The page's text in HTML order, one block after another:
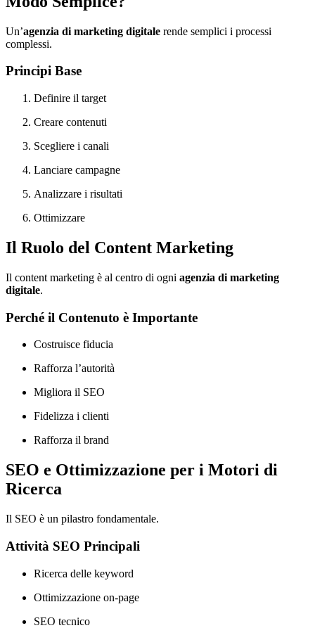
Un’agenzia di marketing digitale rende semplici i processi
complessi.
Principi Base
Definire il target
Creare contenuti
Scegliere i canali
Lanciare campagne
Analizzare i risultati
Ottimizzare
Il Ruolo del Content Marketing
Il content marketing è al centro di ogni agenzia di marketing
digitale.
Perché il Contenuto è Importante
Costruisce fiducia
Rafforza l’autorità
Migliora il SEO
Fidelizza i clienti
Rafforza il brand
SEO e Ottimizzazione per i Motori di
Ricerca
Il SEO è un pilastro fondamentale.
Attività SEO Principali
Ricerca delle keyword
Ottimizzazione on-page
SEO tecnico